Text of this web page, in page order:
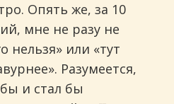
Опять же, за 10
мне не разу не
нельзя» или «тут
Разумеется,
и стал бы